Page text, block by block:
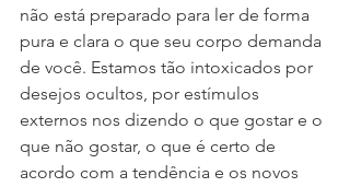
não está preparado para ler de forma
pura e clara o que seu corpo demanda
de você. Estamos tão intoxicados por
desejos ocultos, por estímulos
externos nos dizendo o que gostar e o
que não gostar, o que é certo de
acordo com a tendência e os novos